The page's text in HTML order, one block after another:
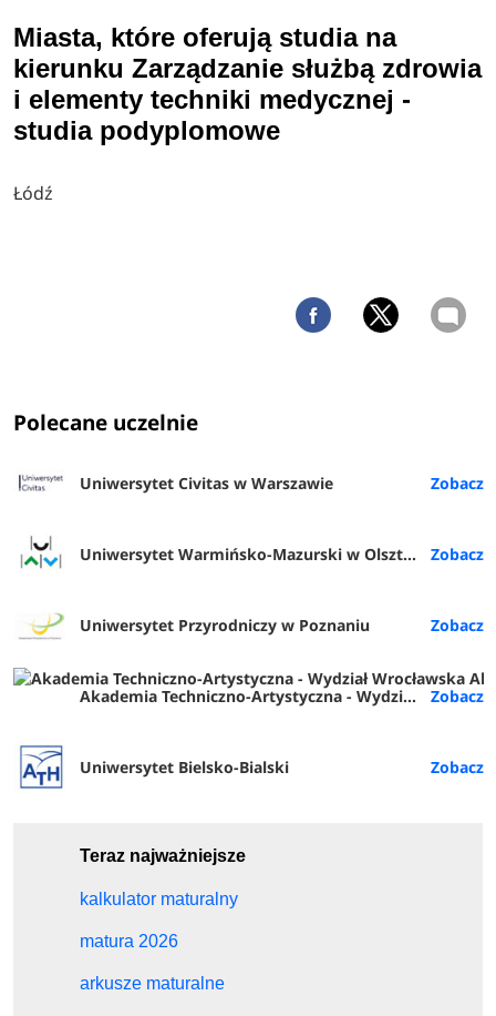
Miasta, które oferują studia na
kierunku Zarządzanie służbą zdrowia
i elementy techniki medycznej -
studia podyplomowe
Łódź
Polecane uczelnie
Uniwersytet Civitas w Warszawie
Uniwersytet Warmińsko-Mazurski w Olsztynie
Uniwersytet Przyrodniczy w Poznaniu
Akademia Techniczno-Artystyczna - Wydział Wrocławska Akademia Biznesu (ATA Wrocław)
Uniwersytet Bielsko-Bialski
Teraz najważniejsze
kalkulator maturalny
matura 2026
arkusze maturalne